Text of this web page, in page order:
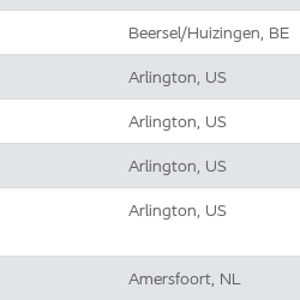
Beersel/Huizingen, BE
Arlington, US
Arlington, US
Arlington, US
Arlington, US
Amersfoort, NL